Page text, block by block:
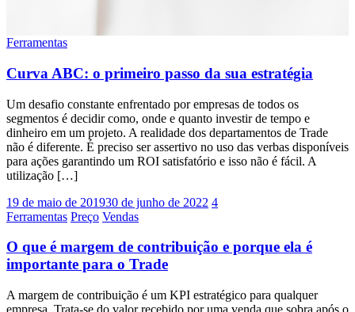
Ferramentas
Curva ABC: o primeiro passo da sua estratégia
Um desafio constante enfrentado por empresas de todos os
segmentos é decidir como, onde e quanto investir de tempo e
dinheiro em um projeto. A realidade dos departamentos de Trade
não é diferente. É preciso ser assertivo no uso das verbas disponíveis
para ações garantindo um ROI satisfatório e isso não é fácil. A
utilização […]
19 de maio de 201930 de junho de 2022 4
Ferramentas Preço Vendas
O que é margem de contribuição e porque ela é
importante para o Trade
A margem de contribuição é um KPI estratégico para qualquer
empresa. Trata-se do valor recebido por uma venda que sobra após o